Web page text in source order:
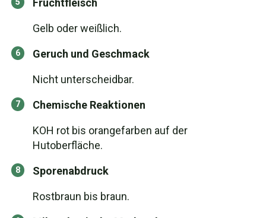
Fruchtfleisch
Gelb oder weißlich.
Geruch und Geschmack
Nicht unterscheidbar.
Chemische Reaktionen
KOH rot bis orangefarben auf der
Hutoberfläche.
Sporenabdruck
Rostbraun bis braun.